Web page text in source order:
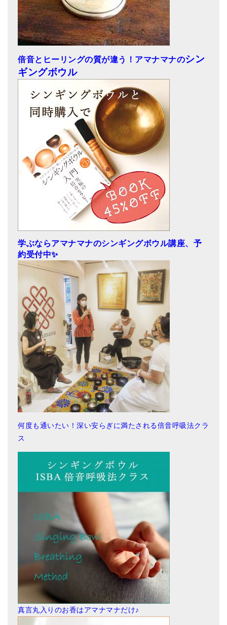
倍音とヒーリングの質が違う！アマナマナのシン
ギングボウル
学ぶならアマナマナのシンギングボウル講座、予
約受付中✨
何度も通いたい！深い安らぎに満たされる倍音呼吸法クラ
ス
真言丸入りのお香はアマナマナだけ♪